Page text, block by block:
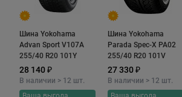
аквапланированию, которая
несколькими особенностями в
Одной из них являются
продольные дренажные канавки. Они
мгновенно отводят от пятна
Шина Yokohama
Advan Sport V107A
255/40 R20 101Y
28 140 ₽
В наличии > 12 шт.
Шина Yokohama
Parada Spec-X PA02
255/40 R20 101V
27 330 ₽
В наличии > 12 шт.